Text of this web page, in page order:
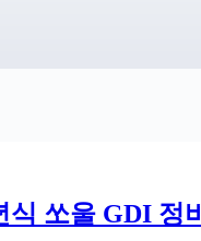
식 쏘울 GDI 정비